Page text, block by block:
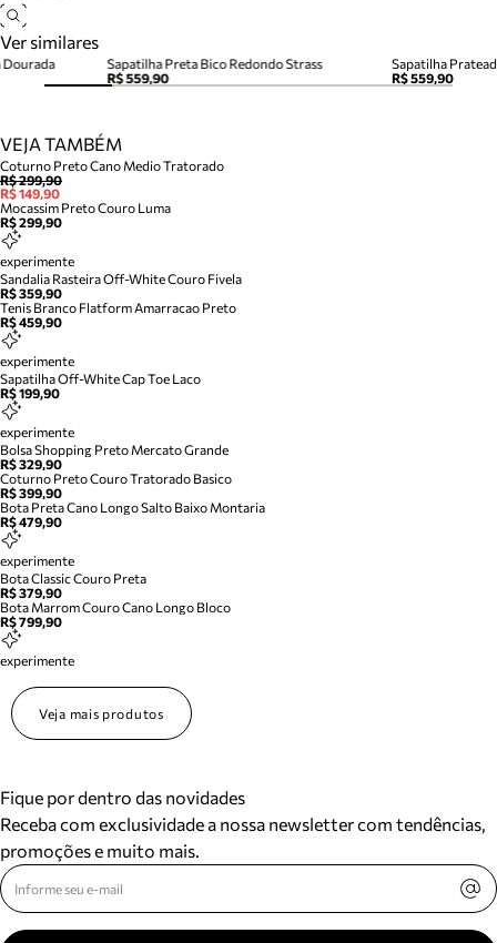
Ver similares
Sapatilha Preta Bico Redondo Strass
R$ 559,90
Sapatilha
R$ 559,90
Dourada
VEJA TAMBÉM
Coturno Preto Cano Medio Tratorado
R$ 299,90
R$ 149,90
Mocassim Preto Couro Luma
R$ 299,90
experimente
Sandalia Rasteira Off-White Couro Fivela
R$ 359,90
Tenis Branco Flatform Amarracao Preto
R$ 459,90
experimente
Sapatilha Off-White Cap Toe Laco
R$ 199,90
experimente
Bolsa Shopping Preto Mercato Grande
R$ 329,90
Coturno Preto Couro Tratorado Basico
R$ 399,90
Bota Preta Cano Longo Salto Baixo Montaria
R$ 479,90
experimente
Bota Classic Couro Preta
R$ 379,90
Bota Marrom Couro Cano Longo Bloco
R$ 799,90
experimente
Veja mais produtos
Fique por dentro das novidades
Receba com exclusividade a nossa newsletter com tendências,
promoções e muito mais.